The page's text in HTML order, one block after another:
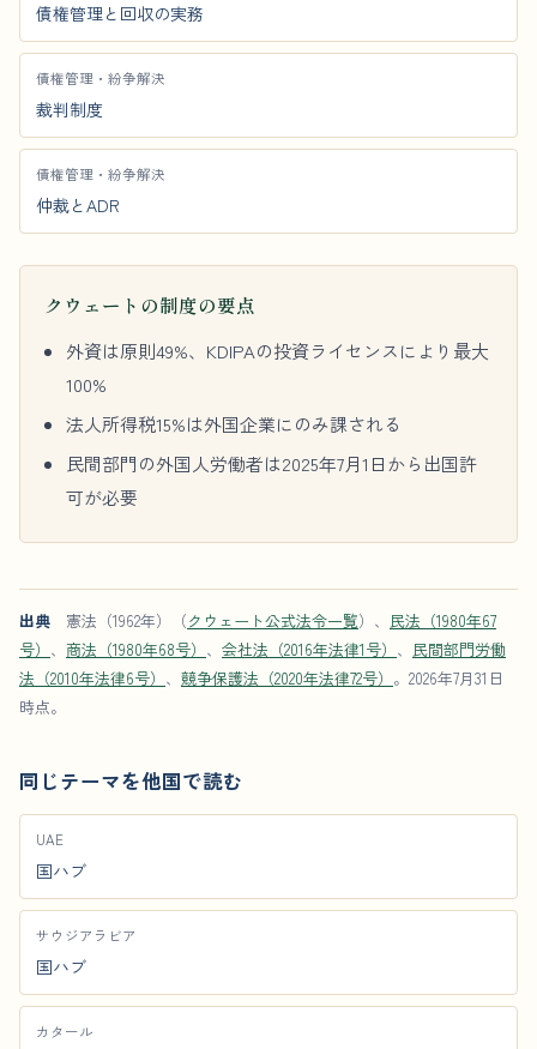
債権管理と回収の実務
債権管理・紛争解決
裁判制度
債権管理・紛争解決
仲裁とADR
クウェートの制度の要点
外資は原則49%、KDIPAの投資ライセンスにより最大
100%
法人所得税15%は外国企業にのみ課される
民間部門の外国人労働者は2025年7月1日から出国許
可が必要
出典 憲法（1962年）（クウェート公式法令一覧）、 民法（1980年67
号） 、 商法（1980年68号） 、 会社法（2016年法律1号） 、 民間部門労働
法（2010年法律6号） 、 競争保護法（2020年法律72号） 。2026年7月31日
時点。
同じテーマを他国で読む
UAE
国ハブ
サウジアラビア
国ハブ
カタール